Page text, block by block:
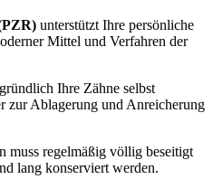
unterstützt Ihre persönliche
Mittel und Verfahren der
Ihre Zähne selbst
zur Ablagerung und Anreicherung
muss regelmäßig völlig beseitigt
lang konserviert werden.